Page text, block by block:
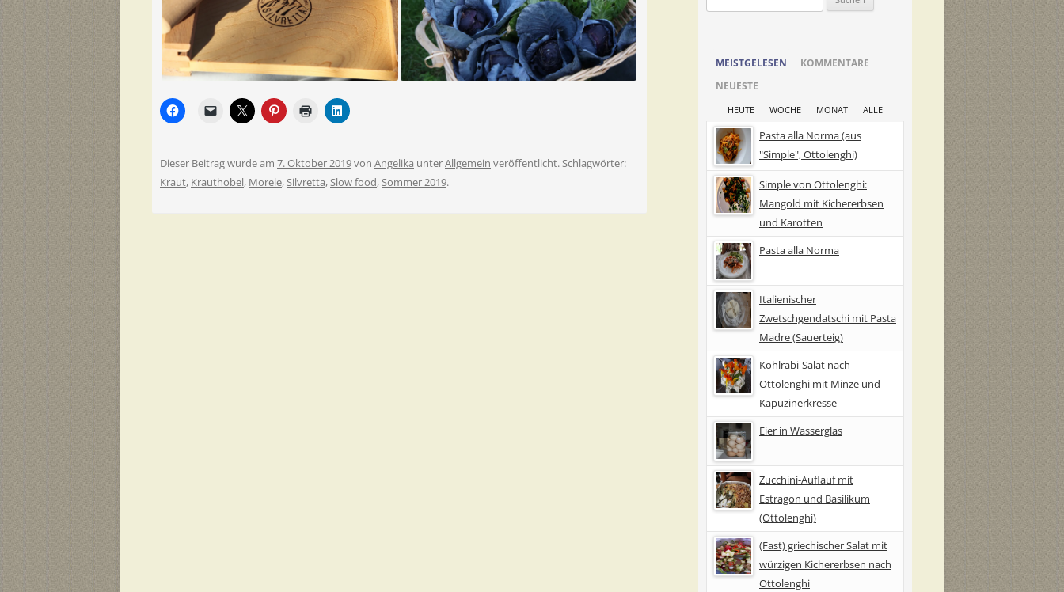
Dieser Beitrag wurde am 7. Oktober 2019von Angelika unterAllgemein veröffentlicht. Schlagwörter:
Kraut, Krauthobel, Morele,Silvretta,Slow food,Sommer 2019.
nach:
MEISTGELESEN
KOMMENTARE
NEUESTE
HEUTE WOCHE MONAT ALLE
Pasta alla Norma (aus
"Simple", Ottolenghi)
Simple von Ottolenghi:
Mangold mit Kichererbsen
und Karotten
Pasta alla Norma
Italienischer
Zwetschgendatschi mit Pasta
Madre (Sauerteig)
Kohlrabi-Salat nach
Ottolenghi mit Minze und
Kapuzinerkresse
Eier in Wasserglas
Zucchini-Auflauf mit
Estragon und Basilikum
(Ottolenghi)
(Fast) griechischer Salat mit
würzigen Kichererbsen nach
Ottolenghi